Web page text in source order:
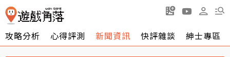
攻略分析 心得評測 新聞資訊 快評雜談 紳士專區